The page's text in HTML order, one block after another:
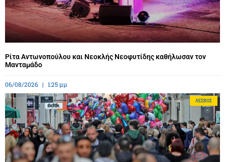
Ρίτα Αντωνοπούλου και Νεοκλής Νεοφυτίδης καθήλωσαν τον
Μανταμάδο
06/08/2026 1:25 μμ
ΛΈΣΒΟΣ